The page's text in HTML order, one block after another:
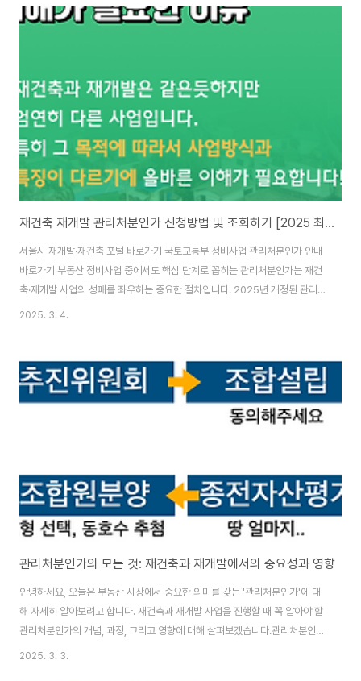
우선변제권을 확보할 수 있어, 집주인이 바뀌거나 경매가 진행되어도 거주권과
보증금 회수에 대한 법적 보호를 받을 수 있습니다.특히 2025년부터는 임차
두는 것이 좋습니다.임대차계약서 확정일자 인터넷 발급..
재건축 재개발 관리처분인가 신청방법 및 조회하기 [2025 최신 가이드]
서울시 재개발·재건축 포털 바로가기 국토교통부 정비사업 관리처분인가 안내
바로가기 부동산 정비사업 중에서도 핵심 단계로 꼽히는 관리처분인가는 재건
축·재개발 사업의 성패를 좌우하는 중요한 절차입니다. 2025년 개정된 관리
처분인가 제도를 이해하고 효과적으로 활용하는 방법을 상세히 알아보겠습니
핵심 절차입니다. 이 과정에서 조합원들의 재산권이 결정되므로, 관리처분인가
의 내용을 정확히 이해하는 것이 투자 성공의 첫걸음입니다.관리처분인가는 단
순한 행정 절차가 아니라 조합원의 기존 재산가치를 평가하고, 이에 따른 새로
운 분양권을 배정하는 과정입니다. 따라서 감정평가의 기준..
2025. 3. 4.
관리처분인가의 모든 것: 재건축과 재개발에서의 중요성과 영향
안녕하세요, 오늘은 부동산 시장에서 중요한 의미를 갖는 '관리처분인가'에 대
해 자세히 알아보려고 합니다. 재건축과 재개발 사업을 진행할 때 꼭 알아야 할
관리처분인가의 개념, 과정, 그리고 영향에 대해 살펴보겠습니다.관리처분인가
란 무엇인가?관리처분인가는 재건축과 재개발 사업에서 가장 중요한 단계 중
2025. 3. 3.